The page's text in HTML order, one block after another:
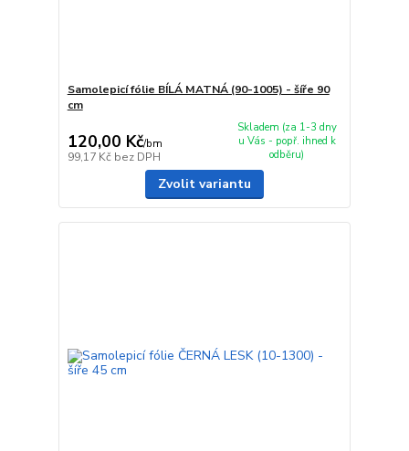
Samolepicí fólie BÍLÁ MATNÁ (90-1005) - šíře 90
cm
120,00 Kč/bm
99,17 Kč bez DPH
Skladem (za 1-3 dny
u Vás - popř. ihned k
odběru)
Zvolit variantu